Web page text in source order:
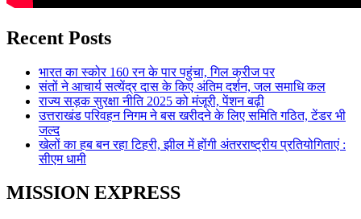
Recent Posts
भारत का स्कोर 160 रन के पार पहुंचा, गिल क्रीज पर
संतों ने आचार्य सत्येंद्र दास के किए अंतिम दर्शन, जल समाधि कल
राज्य सड़क सुरक्षा नीति 2025 को मंजूरी, पेंशन बढ़ी
उत्तराखंड परिवहन निगम ने बस खरीदने के लिए समिति गठित, टेंडर भी
जल्द
खेलों का हब बन रहा टिहरी, झील में होंगी अंतरराष्ट्रीय प्रतियोगिताएं :
सीएम धामी
MISSION EXPRESS